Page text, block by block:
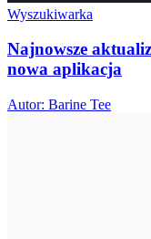
Wyszukiwarka
Najnowsze
nowa aplikacja
Autor: Barine Tee